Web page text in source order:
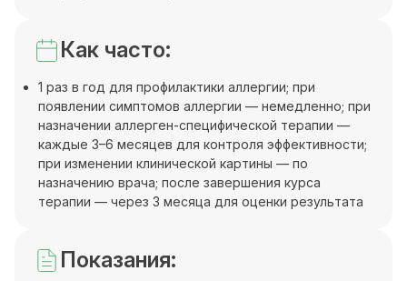
Как часто:
1 раз в год для профилактики аллергии; при
появлении симптомов аллергии — немедленно; при
назначении аллерген-специфической терапии —
каждые 3–6 месяцев для контроля эффективности;
при изменении клинической картины — по
назначению врача; после завершения курса
терапии — через 3 месяца для оценки результата
Показания: